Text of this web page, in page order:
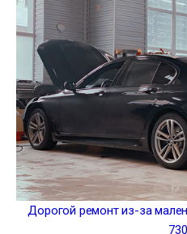
Дорогой ремонт из-за